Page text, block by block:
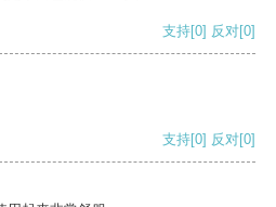
支持[0] 反对[0]
支持[0] 反对[0]